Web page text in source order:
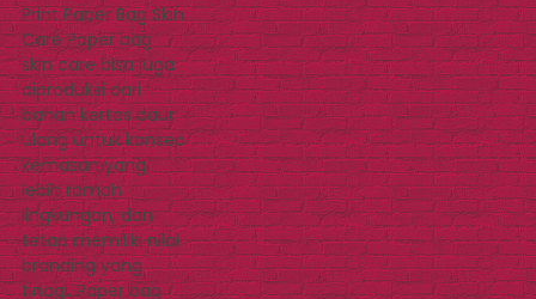
Print Paper Bag Skin
Care Paper bag
skin care bisa juga
diproduksi dari
bahan kertas daur
ulang untuk konsep
kemasan yang
lebih ramah
lingkungan, dan
tetap memiliki nilai
branding yang
tinggi. Paper bag